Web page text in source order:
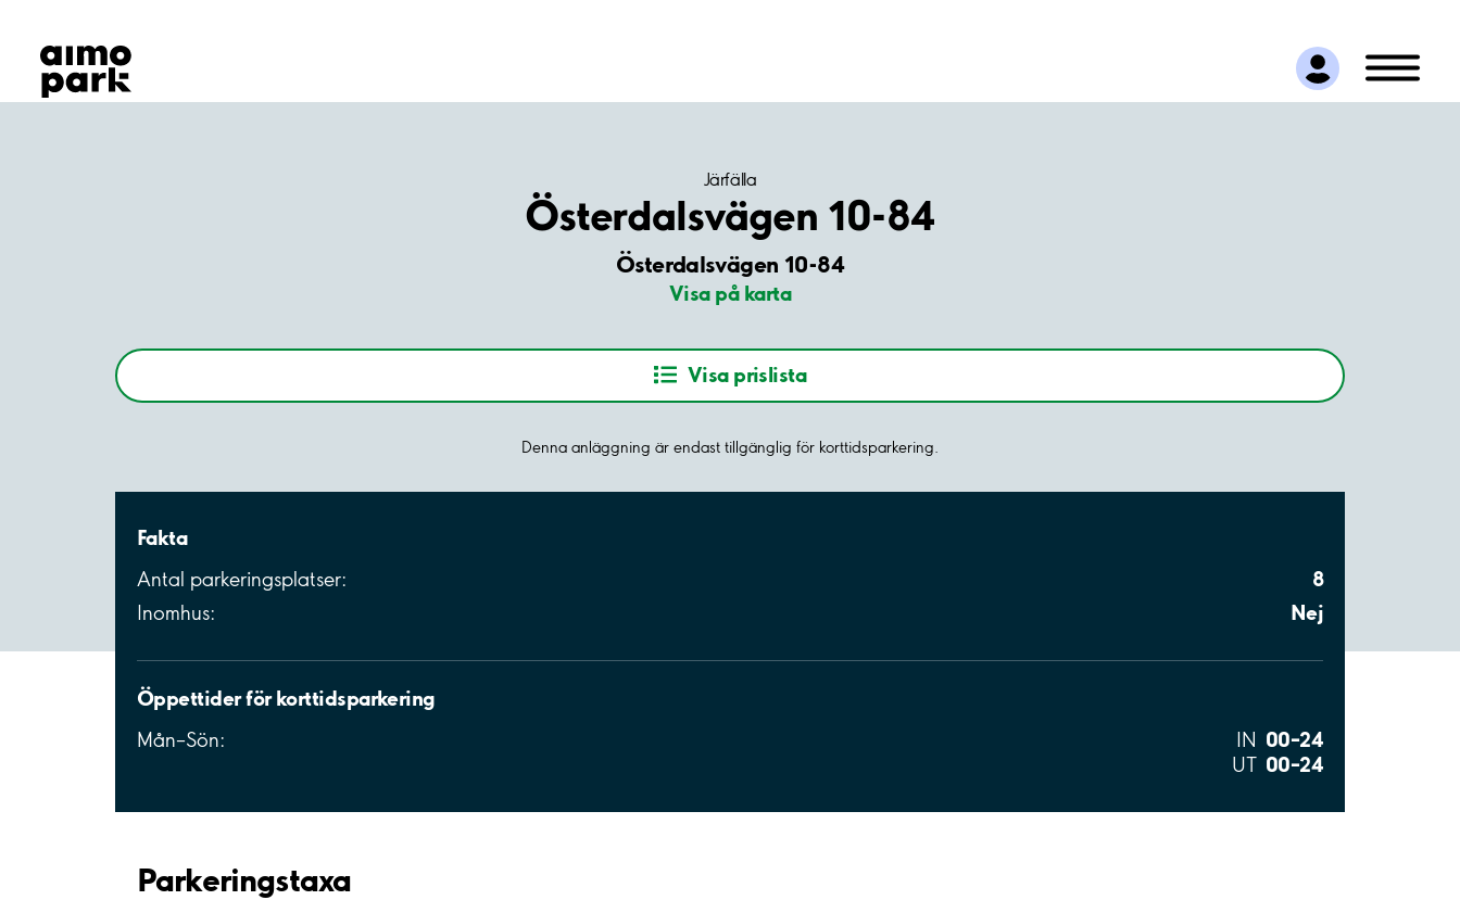
Hitta parkering
Samarbete
Kundservice
Järfälla
Österdalsvägen 10-84
Österdalsvägen 10-84
Visa på karta
Visa prislista
Denna anläggning är endast tillgänglig för korttidsparkering.
Fakta
Antal parkeringsplatser: 8
Inomhus: Nej
Öppettider för korttidsparkering
Mån–Sön: IN 00–24
UT 00–24
Parkeringstaxa